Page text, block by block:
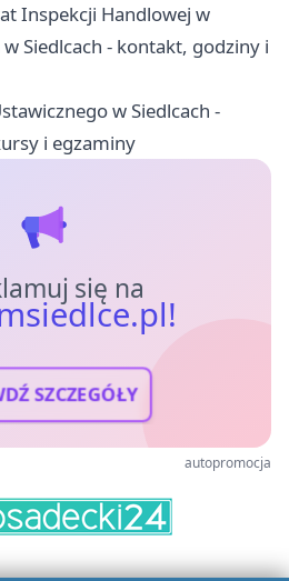
Inspekcji Handlowej w
Siedlcach - kontakt, godziny i
w Siedlcach -
i egzaminy
się na
SZCZEGÓŁY
autopromocja